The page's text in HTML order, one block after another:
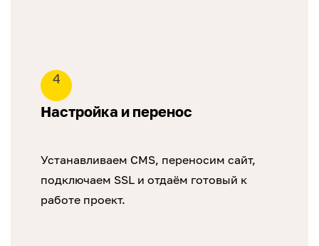
4
Настройка и перенос
Устанавливаем CMS, переносим сайт,
подключаем SSL и отдаём готовый к
работе проект.